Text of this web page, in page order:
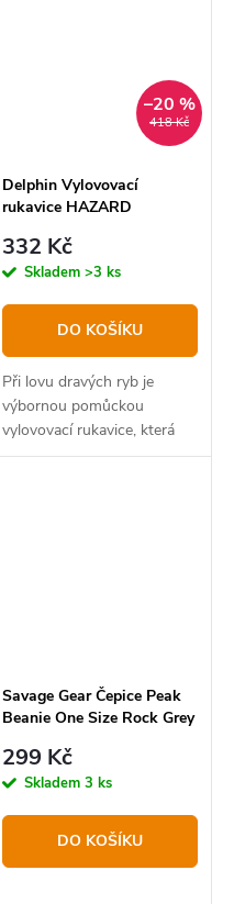
418 Kč
–20 %
Delphin Vylovovací
rukavice HAZARD
332 Kč
Skladem >3 ks
DO KOŠÍKU
Při lovu dravých ryb je
výbornou pomůckou
vylovovací rukavice, která
ochrání ruku před
Savage Gear Čepice Peak
Beanie One Size Rock Grey
299 Kč
Skladem 3 ks
DO KOŠÍKU